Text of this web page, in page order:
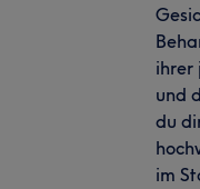
ihrer
und
du
im